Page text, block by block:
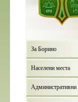
За Борино
Населени места
Административни